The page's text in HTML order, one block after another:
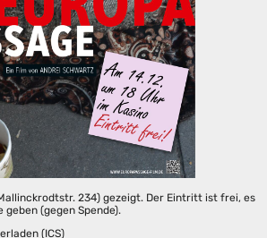
234) gezeigt. Der Eintritt ist frei, es
(gegen Spende).
(ICS)